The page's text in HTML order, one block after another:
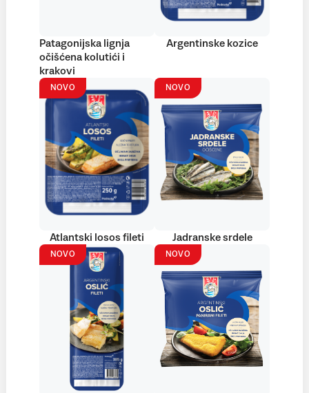
Patagonijska lignja
očišćena kolutići i
krakovi
Argentinske kozice
NOVO
Atlantski losos fileti
NOVO
Jadranske srdele
NOVO NOVO